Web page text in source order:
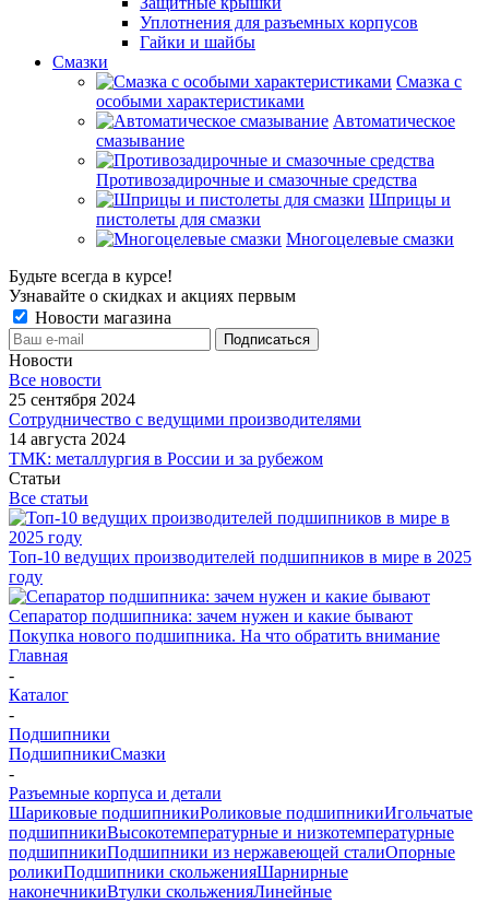
Уплотнения для разъемных корпусов
Гайки и шайбы
Смазки
Смазка с
особыми характеристиками
Автоматическое
смазывание
Противозадирочные и смазочные средства
Шприцы и
пистолеты для смазки
Многоцелевые смазки
Будьте всегда в курсе!
Узнавайте о скидках и акциях первым
Новости магазина
Новости
Все новости
25 сентября 2024
Сотрудничество с ведущими производителями
14 августа 2024
ТМК: металлургия в России и за рубежом
Статьи
Все статьи
Топ-10 ведущих производителей подшипников в мире в 2025
году
Сепаратор подшипника: зачем нужен и какие бывают
Покупка нового подшипника. На что обратить внимание
Главная
-
Каталог
-
Подшипники
ПодшипникиСмазки
-
Разъемные корпуса и детали
Шариковые подшипникиРоликовые подшипникиИгольчатые
подшипникиВысокотемпературные и низкотемпературные
подшипникиПодшипники из нержавеющей сталиОпорные
роликиПодшипники скольженияШарнирные
наконечникиВтулки скольженияЛинейные